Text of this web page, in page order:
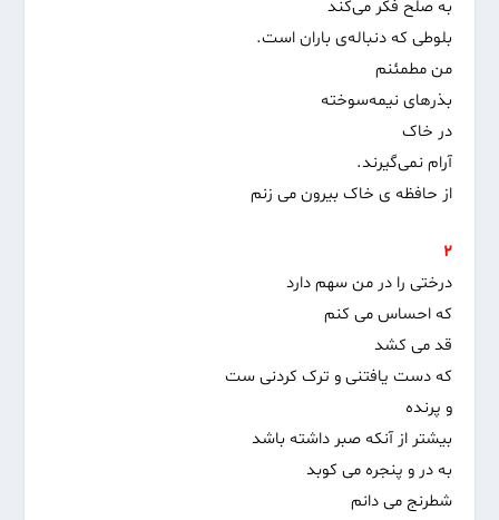
به صلح فکر می‌کند
بلوطی که دنباله‌ی باران است.
من مطمئنم
بذرهای نیمه‌سوخته
در خاک
آرام نمی‌گیرند.
از حافظه ی خاک بیرون می زنم
۲
درختی را در من سهم دارد
که احساس می کنم
قد می کشد
که دست یافتنی و ترک کردنی ست
و پرنده
بیشتر از آنکه صبر داشته باشد
به در و پنجره می کوبد
شطرنج می دانم